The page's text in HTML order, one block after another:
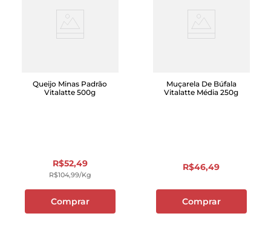
Queijo Minas Padrão
Vitalatte 500g
R$52,49
R$104,99/kg
Comprar
Muçarela De Búfala
Vitalatte Média 250g
R$46,49
Comprar